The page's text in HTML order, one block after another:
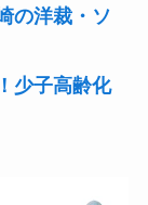
の洋裁・ソ
少子高齢化